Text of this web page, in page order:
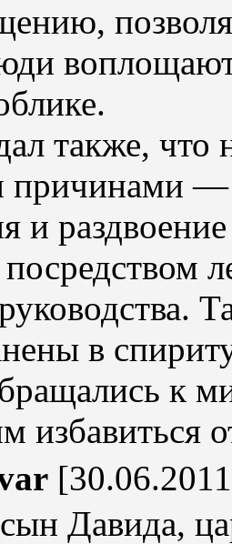
также, что
—
и
посредством
в
к
избавиться
Давида,